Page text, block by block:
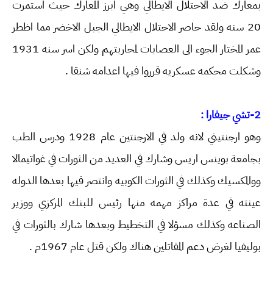
بمعارك ضد الاحتلال الايطالي وهي ابرز المعارك حيث استمرت
20 سنه ولقد حاصر الاحتلال الايطالي الجبل الاخضر مما اظطر
عمر المختار الجوء الى العصابات لمحاربتهم ولكن اسر سنه 1931
وشكلت محكمه عسكريه قرروا فيها اعدامه شنقا .
2-تشي جيفارا :
وهو ارجنتيني لانه ولد في الارجنتين عام 1928 ودرس الطب
بجامعة بوينس اريس وشارك في العديد من الثورات في غواتيمالا
ووالمكسيك وكذلك في الثورات الكوبيه وانتصر فيها بعدها الدوله
عينته في عدة مراكز مهمه منها رئيس للبنك المركزي ووزير
الصناعه وكذلك مسؤلا في التخطيط وبعدها شارك بالثورات في
بوليفيا لغرض دعم المقاتلين هناك ولكن قتل عام 1967م .